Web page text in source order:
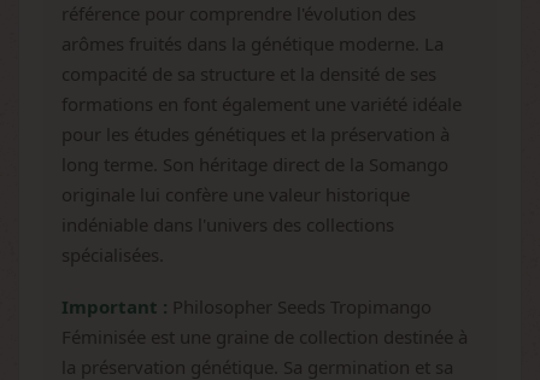
référence pour comprendre l'évolution des
arômes fruités dans la génétique moderne. La
compacité de sa structure et la densité de ses
formations en font également une variété idéale
pour les études génétiques et la préservation à
long terme. Son héritage direct de la Somango
originale lui confère une valeur historique
indéniable dans l'univers des collections
spécialisées.
Important : Philosopher Seeds Tropimango
Féminisée est une graine de collection destinée à
la préservation génétique. Sa germination et sa